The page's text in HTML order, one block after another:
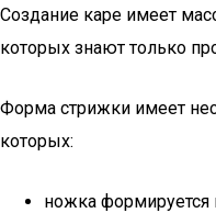
Создание каре имеет
которых знают только
Форма стрижки имеет
которых:
ножка формируется